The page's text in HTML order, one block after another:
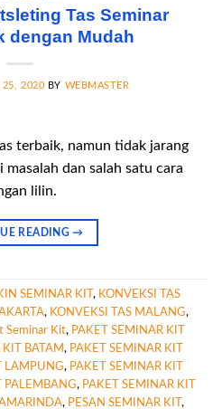
Tas Seminar
dengan Mudah
25, 2020 BY WEBMASTER
terbaik, namun tidak jarang
dan salah satu cara
lilin.
READING→
SEMINAR KIT , KONVEKSI TAS
, KONVEKSI TAS MALANG,
Seminar Kit, PAKET SEMINAR KIT
KIT BATAM, PAKET SEMINAR KIT
LAMPUNG, PAKET SEMINAR KIT
PALEMBANG, PAKET SEMINAR KIT
, PESAN SEMINAR KIT ,